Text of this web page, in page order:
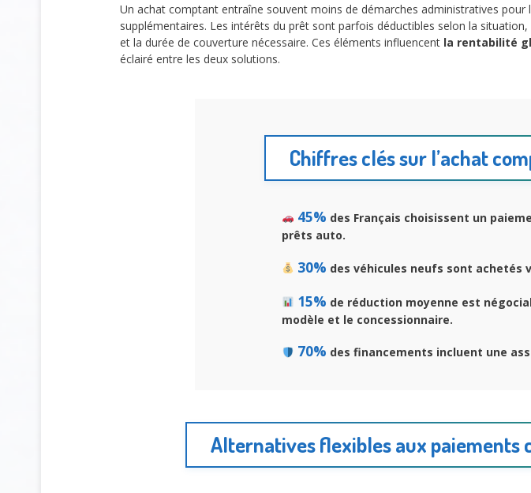
Un achat comptant entraîne souvent moins de démarches administratives
supplémentaires. Les intérêts du prêt sont parfois déductibles selon la
et la durée de couverture nécessaire. Ces éléments influencent la rentabilité
éclairé entre les deux solutions.
Chiffres clés sur l’achat
45% des Français choisissent un
prêts auto.
30% des véhicules neufs sont achetés
15% de réduction moyenne est
modèle et le concessionnaire.
70% des financements incluent une
Alternatives flexibles aux paiements